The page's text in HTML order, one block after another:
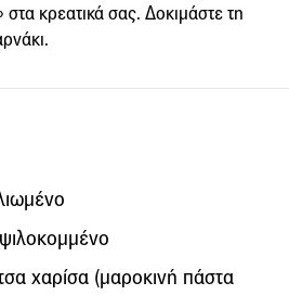
χαρίσα (μαροκινή πάστα
στα κρεατικά σας. Δοκιμάστε τη